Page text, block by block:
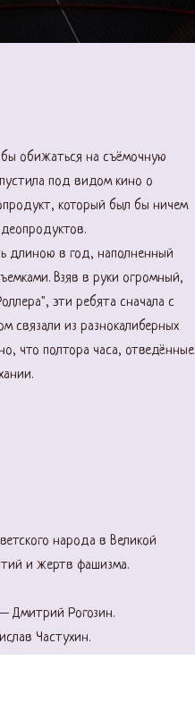
обижаться на съёмочную
под видом кино о
который был бы ничем
длиною в год, наполненный
Взяв в руки огромный,
эти ребята сначала с
связали из разнокалиберных
что полтора часа, отведённые
народа в Великой
и жертв фашизма.
Дмитрий Рогозин.
Частухин.